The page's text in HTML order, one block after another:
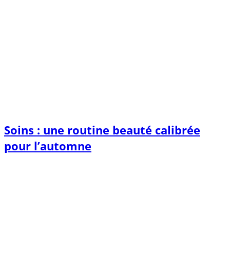
Soins : une routine beauté calibrée
pour l’automne